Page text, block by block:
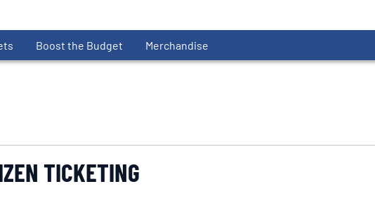
Boost the Budget Merchandise
TICKETING